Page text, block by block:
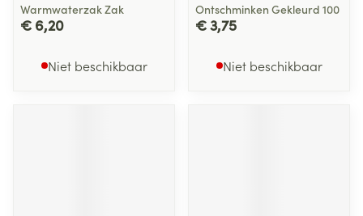
Warmwaterzak Zak
€ 6,20
Niet beschikbaar
Ontschminken Gekleurd 100
€ 3,75
Niet beschikbaar